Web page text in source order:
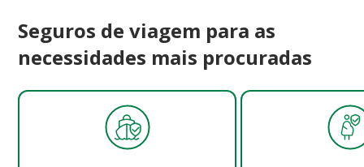
Seguros de viagem para as
necessidades mais procuradas